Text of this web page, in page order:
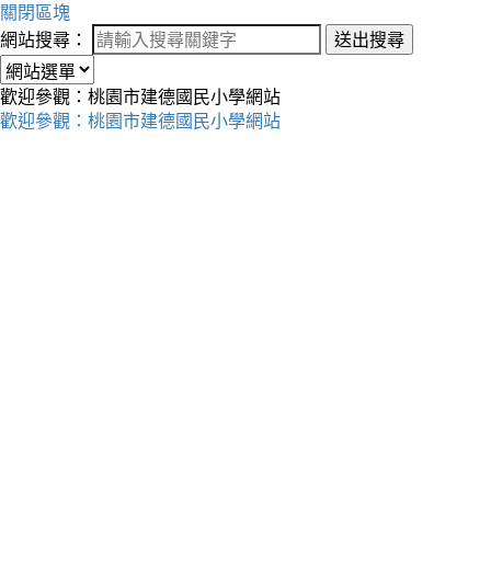
關閉區塊
網站搜尋：
送出搜尋
歡迎參觀：桃園市建德國民小學網站
歡迎參觀：桃園市建德國民小學網站